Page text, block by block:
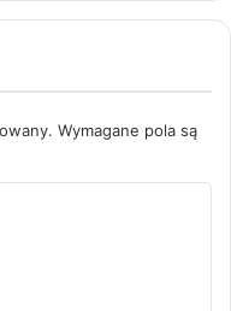
Wymagane pola są